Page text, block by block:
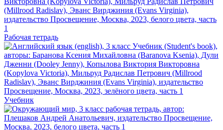
Рабочая тетрадь
Учебник